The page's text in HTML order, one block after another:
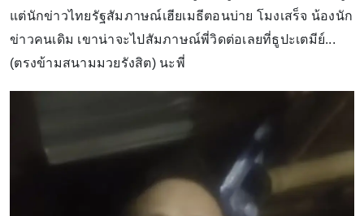
แต่นักข่าวไทยรัฐสัมภาษณ์เฮียเมธีตอนบ่าย โมงเสร็จ น้องนัก
ข่าวคนเดิม เขาน่าจะไปสัมภาษณ์พี่วิดต่อเลยที่ธูปะเตมีย์...
(ตรงข้ามสนามมวยรังสิต) นะพี่